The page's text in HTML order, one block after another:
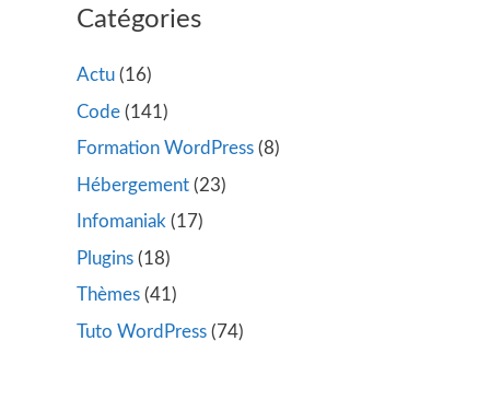
Catégories
Actu (16)
Code (141)
Formation WordPress (8)
Hébergement (23)
Infomaniak (17)
Plugins (18)
Thèmes (41)
Tuto WordPress (74)